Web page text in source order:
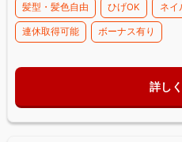
髪型・髪色自由 ひげOK ネイ
連休取得可能 ボーナス有り
詳し